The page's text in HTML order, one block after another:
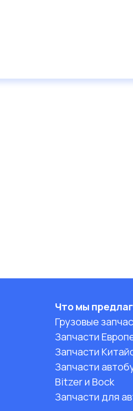
Что мы
Грузовые
Запчасти
Запчасти
Запчасти
Bitzer и Bock
Запчасти для